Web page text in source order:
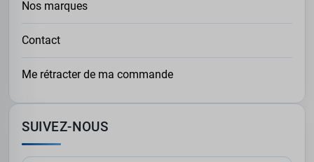
Nos marques
Contact
Me rétracter de ma commande
SUIVEZ-NOUS